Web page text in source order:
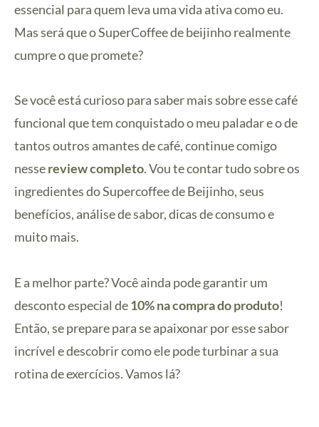
essencial para quem leva uma vida ativa como eu.
Mas será que o SuperCoffee de beijinho realmente
cumpre o que promete?
Se você está curioso para saber mais sobre esse café
funcional que tem conquistado o meu paladar e o de
tantos outros amantes de café, continue comigo
nessereview completo. Vou te contar tudo sobre os
ingredientes do Supercoffee de Beijinho, seus
benefícios, análise de sabor, dicas de consumo e
muito mais.
E a melhor parte? Você ainda pode garantir um
desconto especial de10% na compra do produto!
Então, se prepare para se apaixonar por esse sabor
incrível e descobrir como ele pode turbinar a sua
rotina de exercícios. Vamos lá?